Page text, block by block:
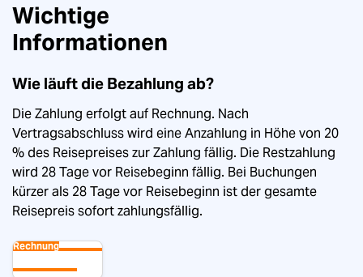
Teile diese Tagesfahrt
Limburg | Weihnachtsmarkt
Facebook
Wichtige
Informationen
Wie läuft die Bezahlung ab?
Die Zahlung erfolgt auf Rechnung. Nach
Vertragsabschluss wird eine Anzahlung in Höhe von 20
% des Reisepreises zur Zahlung fällig. Die Restzahlung
wird 28 Tage vor Reisebeginn fällig. Bei Buchungen
kürzer als 28 Tage vor Reisebeginn ist der gesamte
Reisepreis sofort zahlungsfällig.
Rechnung